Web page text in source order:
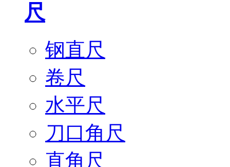
尺
钢直尺
卷尺
水平尺
刀口角尺
直角尺